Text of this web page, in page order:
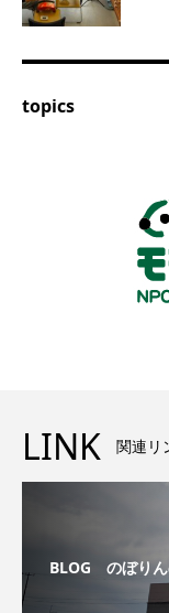
topics
LINK 関連リ
BLOG のぼりん